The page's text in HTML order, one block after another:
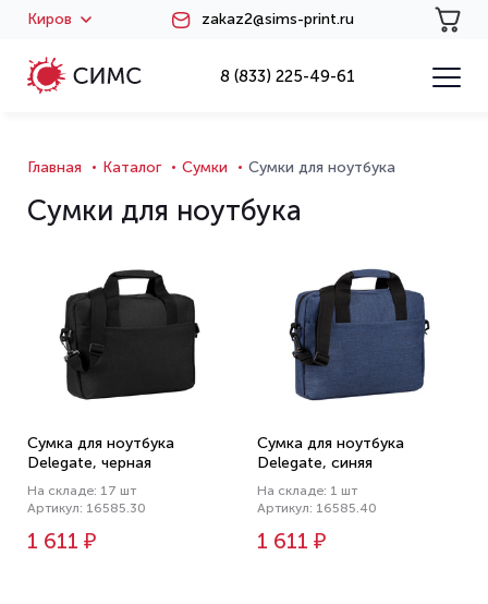
Киров zakaz2@sims-print.ru
8 (833) 225-49-61
Главная Каталог Сумки Сумки для ноутбука
Сумки для ноутбука
Сумка для ноутбука
Delegate, черная
На складе: 17 шт
Артикул: 16585.30
1 611 ₽
Сумка для ноутбука
Delegate, синяя
На складе: 1 шт
Артикул: 16585.40
1 611 ₽